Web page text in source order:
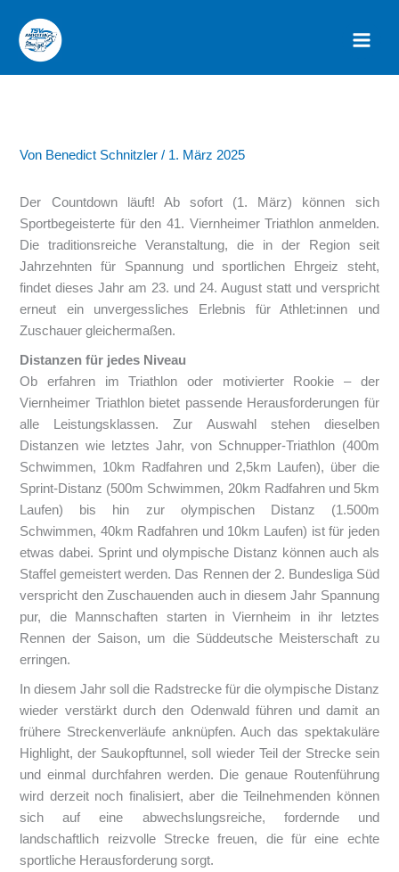
Inhalt
springen
Von Benedict Schnitzler/ 1. März 2025
Der Countdown läuft! Ab sofort (1. März) können sich
Sportbegeisterte für den 41. Viernheimer Triathlon anmelden.
Die traditionsreiche Veranstaltung, die in der Region seit
Jahrzehnten für Spannung und sportlichen Ehrgeiz steht,
findet dieses Jahr am 23. und 24. August statt und verspricht
erneut ein unvergessliches Erlebnis für Athlet:innen und
Zuschauer gleichermaßen.
Distanzen für jedes Niveau
Ob erfahren im Triathlon oder motivierter Rookie – der
Viernheimer Triathlon bietet passende Herausforderungen für
alle Leistungsklassen. Zur Auswahl stehen dieselben
Distanzen wie letztes Jahr, von Schnupper-Triathlon (400m
Schwimmen, 10km Radfahren und 2,5km Laufen), über die
Sprint-Distanz (500m Schwimmen, 20km Radfahren und 5km
Laufen) bis hin zur olympischen Distanz (1.500m
Schwimmen, 40km Radfahren und 10km Laufen) ist für jeden
etwas dabei. Sprint und olympische Distanz können auch als
Staffel gemeistert werden. Das Rennen der 2. Bundesliga Süd
verspricht den Zuschauenden auch in diesem Jahr Spannung
pur, die Mannschaften starten in Viernheim in ihr letztes
Rennen der Saison, um die Süddeutsche Meisterschaft zu
erringen.
In diesem Jahr soll die Radstrecke für die olympische Distanz
wieder verstärkt durch den Odenwald führen und damit an
frühere Streckenverläufe anknüpfen. Auch das spektakuläre
Highlight, der Saukopftunnel, soll wieder Teil der Strecke sein
und einmal durchfahren werden. Die genaue Routenführung
wird derzeit noch finalisiert, aber die Teilnehmenden können
sich auf eine abwechslungsreiche, fordernde und
landschaftlich reizvolle Strecke freuen, die für eine echte
sportliche Herausforderung sorgt.